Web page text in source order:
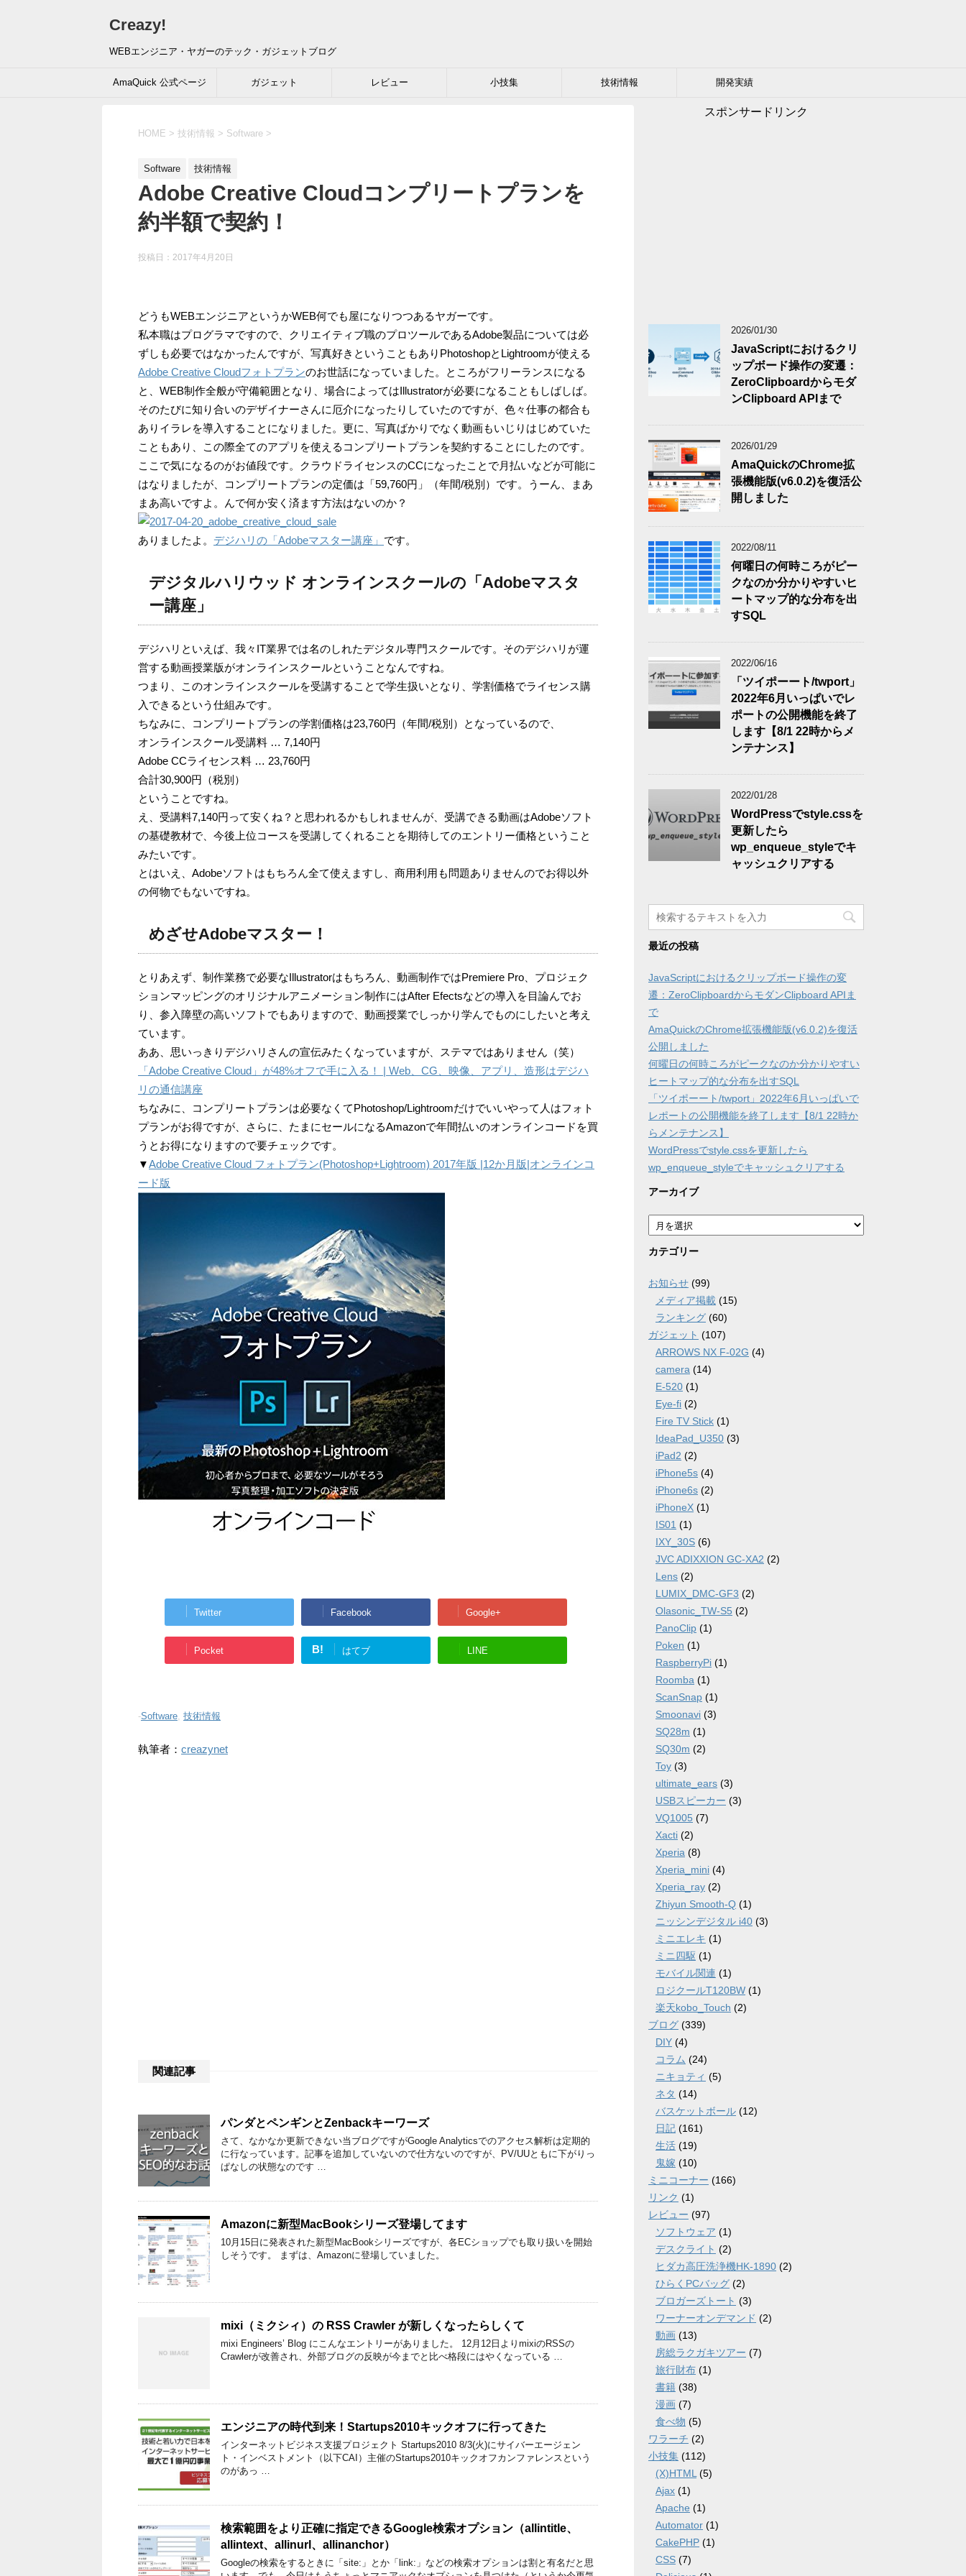
Creazy!
WEBエンジニア・ヤガーのテック・ガジェットブログ
AmaQuick 公式ページ ガジェット レビュー 小技集 技術情報 開発実績
HOME > 技術情報 > Software >
Software 技術情報
Adobe Creative Cloudコンプリートプランを
約半額で契約！
投稿日： 2017年4月20日
どうもWEBエンジニアというかWEB何でも屋になりつつあるヤガーです。
私本職はプログラマですので、クリエイティブ職のプロツールであるAdobe製品については必
ずしも必要ではなかったんですが、写真好きということもありPhotoshopとLightroomが使える
Adobe Creative Cloudフォトプランのお世話になっていました。ところがフリーランスになる
と、WEB制作全般が守備範囲となり、場合によってはIllustratorが必要になることもしばしば。
そのたびに知り合いのデザイナーさんに厄介になったりしていたのですが、色々仕事の都合も
ありイラレを導入することになりました。更に、写真ばかりでなく動画もいじりはじめていた
こともあり、この際全てのアプリを使えるコンプリートプランを契約することにしたのです。
ここで気になるのがお値段です。クラウドライセンスのCCになったことで月払いなどが可能に
はなりましたが、コンプリートプランの定価は「59,760円」（年間/税別）です。うーん、まあ
まあ高いですよ。んで何か安く済ます方法はないのか？
ありましたよ。 デジハリの「Adobeマスター講座」 です。
デジタルハリウッド オンラインスクールの「Adobeマスタ
ー講座」
デジハリといえば、我々IT業界では名のしれたデジタル専門スクールです。そのデジハリが運
営する動画授業版がオンラインスクールということなんですね。
つまり、このオンラインスクールを受講することで学生扱いとなり、学割価格でライセンス購
入できるという仕組みです。
ちなみに、コンプリートプランの学割価格は23,760円（年間/税別）となっているので、
オンラインスクール受講料 … 7,140円
Adobe CCライセンス料 … 23,760円
合計30,900円（税別）
ということですね。
え、受講料7,140円って安くね？と思われるかもしれませんが、受講できる動画はAdobeソフト
の基礎教材で、今後上位コースを受講してくれることを期待してのエントリー価格ということ
みたいです。
とはいえ、Adobeソフトはもちろん全て使えますし、商用利用も問題ありませんのでお得以外
の何物でもないですね。
めざせAdobeマスター！
とりあえず、制作業務で必要なIllustratorはもちろん、動画制作ではPremiere Pro、プロジェク
ションマッピングのオリジナルアニメーション制作にはAfter Efectsなどの導入を目論んでお
り、参入障壁の高いソフトでもありますので、動画授業でしっかり学んでものにしたいと考え
ています。
ああ、思いっきりデジハリさんの宣伝みたくなっていますが、ステマではありません（笑）
「Adobe Creative Cloud」が48%オフで手に入る！ | Web、CG、映像、アプリ、造形はデジハ
リの通信講座
ちなみに、コンプリートプランは必要なくてPhotoshop/Lightroomだけでいいやって人はフォト
プランがお得ですが、さらに、たまにセールになるAmazonで年間払いのオンラインコードを買
うとお得になりますので要チェックです。
▼Adobe Creative Cloud フォトプラン(Photoshop+Lightroom) 2017年版 |12か月版|オンラインコ
ード版
Twitter Facebook Google+
Pocket B! はてブ LINE
-Software, 技術情報
執筆者： creazynet
関連記事
パンダとペンギンとZenbackキーワーズ
さて、なかなか更新できない当ブログですがGoogle Analyticsでのアクセス解析は定期的
に行なっています。記事を追加していないので仕方ないのですが、PV/UUともに下がりっ
ぱなしの状態なのです …
Amazonに新型MacBookシリーズ登場してます
10月15日に発表された新型MacBookシリーズですが、各ECショップでも取り扱いを開始
しそうです。 まずは、Amazonに登場していました。
mixi（ミクシィ）の RSS Crawler が新しくなったらしくて
mixi Engineers’ Blog にこんなエントリーがありました。 12月12日よりmixiのRSSの
Crawlerが改善され、外部ブログの反映が今までと比べ格段にはやくなっている …
エンジニアの時代到来！Startups2010キックオフに行ってきた
インターネットビジネス支援プロジェクト Startups2010 8/3(火)にサイバーエージェン
ト・インベストメント（以下CAI）主催のStartups2010キックオフカンファレンスという
のがあっ …
検索範囲をより正確に指定できるGoogle検索オプション（allintitle、
allintext、allinurl、allinanchor）
Googleの検索をするときに「site:」とか「link:」などの検索オプションは割と有名だと思
スポンサードリンク
2026/01/30
JavaScriptにおけるクリ
ップボード操作の変遷：
ZeroClipboardからモダ
ンClipboard APIまで
2026/01/29
AmaQuickのChrome拡
張機能版(v6.0.2)を復活公
開しました
2022/08/11
何曜日の何時ころがピー
クなのか分かりやすいヒ
ートマップ的な分布を出
すSQL
2022/06/16
「ツイポーート/twport」
2022年6月いっぱいでレ
ポートの公開機能を終了
します【8/1 22時からメ
ンテナンス】
2022/01/28
WordPressでstyle.cssを
更新したら
wp_enqueue_styleでキ
ャッシュクリアする
最近の投稿
JavaScriptにおけるクリップボード操作の変
遷：ZeroClipboardからモダンClipboard APIま
で
AmaQuickのChrome拡張機能版(v6.0.2)を復活
公開しました
何曜日の何時ころがピークなのか分かりやすい
ヒートマップ的な分布を出すSQL
「ツイポーート/twport」2022年6月いっぱいで
レポートの公開機能を終了します【8/1 22時か
らメンテナンス】
WordPressでstyle.cssを更新したら
wp_enqueue_styleでキャッシュクリアする
アーカイブ
ア
ー
カ
ブ
カテゴリー
お知らせ (99)
メディア掲載 (15)
ランキング (60)
ガジェット (107)
ARROWS NX F-02G (4)
camera (14)
E-520 (1)
Eye-fi (2)
Fire TV Stick (1)
IdeaPad_U350 (3)
iPad2 (2)
iPhone5s (4)
iPhone6s (2)
iPhoneX (1)
IS01 (1)
IXY_30S (6)
JVC ADIXXION GC-XA2 (2)
Lens (2)
LUMIX_DMC-GF3 (2)
Olasonic_TW-S5 (2)
PanoClip (1)
Poken (1)
RaspberryPi (1)
Roomba (1)
ScanSnap (1)
Smoonavi (3)
SQ28m (1)
SQ30m (2)
Toy (3)
ultimate_ears (3)
USBスピーカー (3)
VQ1005 (7)
Xacti (2)
Xperia (8)
Xperia_mini (4)
Xperia_ray (2)
Zhiyun Smooth-Q (1)
ニッシンデジタル i40 (3)
ミニエレキ (1)
ミニ四駆 (1)
モバイル関連 (1)
ロジクールT120BW (1)
楽天kobo_Touch (2)
ブログ (339)
DIY (4)
コラム (24)
ニキョティ (5)
ネタ (14)
バスケットボール (12)
日記 (161)
生活 (19)
鬼嫁 (10)
ミニコーナー (166)
リンク (1)
レビュー (97)
ソフトウェア (1)
デスクライト (2)
ヒダカ高圧洗浄機HK-1890 (2)
ひらくPCバッグ (2)
ブロガーズトート (3)
ワーナーオンデマンド (2)
動画 (13)
房総ラクガキツアー (7)
旅行財布 (1)
書籍 (38)
漫画 (7)
食べ物 (5)
ワラーチ (2)
小技集 (112)
(X)HTML (5)
Ajax (1)
Apache (1)
Automator (1)
CakePHP (1)
CSS (7)